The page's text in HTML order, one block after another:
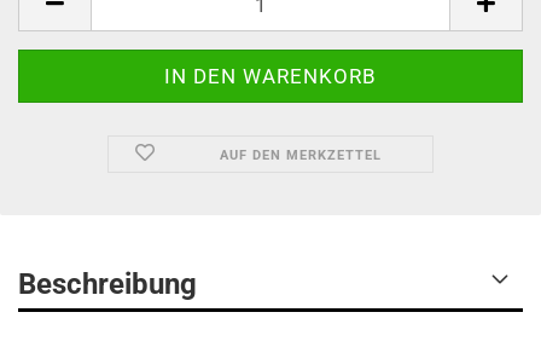
AUF DEN MERKZETTEL
Beschreibung